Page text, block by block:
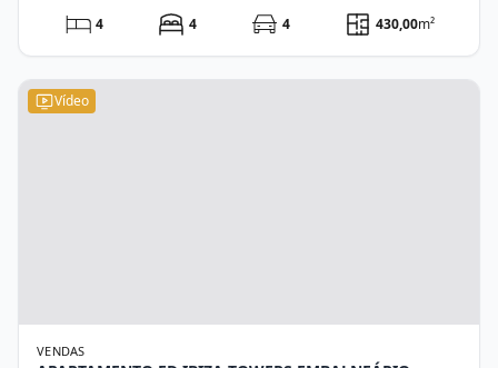
4 4 4 430,00m²
Vídeo
VENDAS